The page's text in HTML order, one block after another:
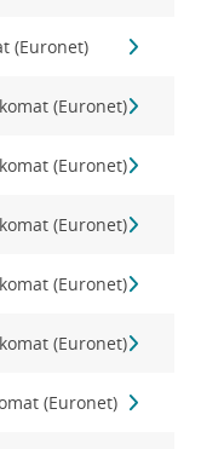
(Euronet)
(Euronet)
(Euronet)
(Euronet)
(Euronet)
(Euronet)
(Euronet)